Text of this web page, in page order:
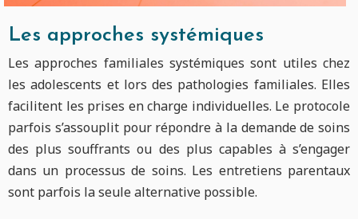
Les approches systémiques
Les approches familiales systémiques sont utiles chez
les adolescents et lors des pathologies familiales. Elles
facilitent les prises en charge individuelles. Le protocole
parfois s’assouplit pour répondre à la demande de soins
des plus souffrants ou des plus capables à s’engager
dans un processus de soins. Les entretiens parentaux
sont parfois la seule alternative possible.